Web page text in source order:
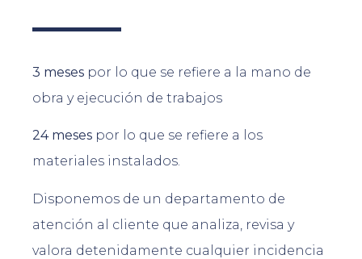
3 meses por lo que se refiere a la mano de
obra y ejecución de trabajos
24 meses por lo que se refiere a los
materiales instalados.
Disponemos de un departamento de
atención al cliente que analiza, revisa y
valora detenidamente cualquier incidencia